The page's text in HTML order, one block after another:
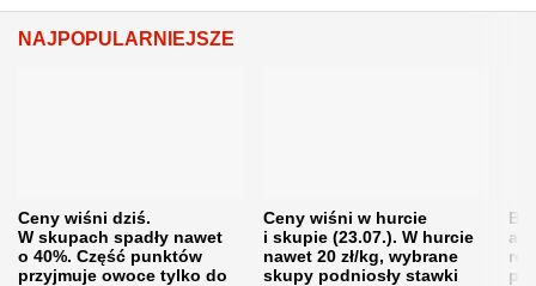
NAJPOPULARNIEJSZE
Ceny wiśni dziś.
W skupach spadły nawet
o 40%. Część punktów
przyjmuje owoce tylko do
Ceny wiśni w hurcie
i skupie (23.07.). W hurcie
nawet 20 zł/kg, wybrane
skupy podniosły stawki